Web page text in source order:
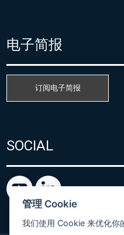
电子简报
订阅电子简报
SOCIAL
管理 Cookie
我们使用 Cookie 来优化你